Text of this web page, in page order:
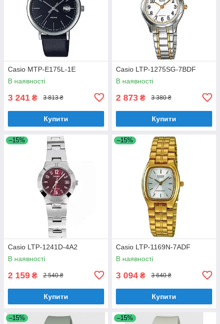
Casio MTP-E175L-1E
В наявності
3 241 ₴ 3 813 ₴
Купити
Casio LTP-1275SG-7BDF
В наявності
2 873 ₴ 3 380 ₴
Купити
–15%
Casio LTP-1241D-4A2
В наявності
2 159 ₴ 2 540 ₴
Купити
–15%
Casio LTP-1169N-7ADF
В наявності
3 094 ₴ 3 640 ₴
Купити
–15% –15%